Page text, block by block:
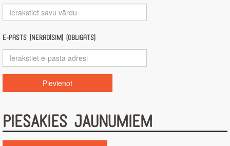
E-pasts (nerādīsim) (obligāts)
PIESAKIES JAUNUMIEM